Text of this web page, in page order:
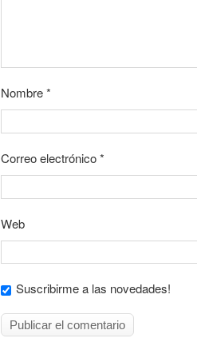
Nombre*
Correo electrónico*
Web
Suscribirme a las novedades!